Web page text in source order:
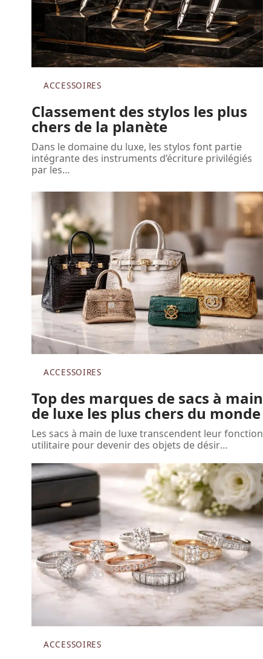
ACCESSOIRES
Classement des stylos les plus
chers de la planète
Dans le domaine du luxe, les stylos font partie
intégrante des instruments d’écriture privilégiés
par les…
ACCESSOIRES
Top des marques de sacs à main
de luxe les plus chers du monde
Les sacs à main de luxe transcendent leur fonction
utilitaire pour devenir des objets de désir…
ACCESSOIRES